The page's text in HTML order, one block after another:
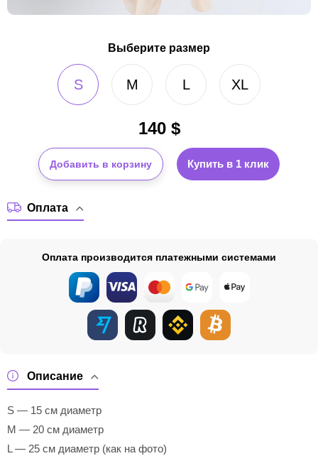
Выберите размер
S M L XL
140$
Добавить в корзину Купить в 1 клик
Описание
S — 15 см диаметр
M — 20 см диаметр
L — 25 см диаметр (как на фото)
Оплата
Оплата производится платежными системами